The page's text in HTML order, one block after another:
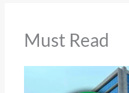
Must Read